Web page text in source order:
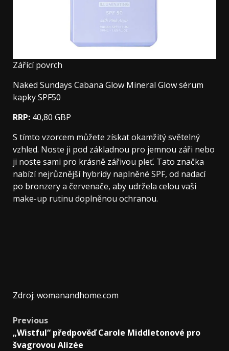
Zářící povrch
Naked Sundays Cabana Glow Mineral Glow sérum
kapky SPF50
RRP: 40,80 GBP
S tímto vzorcem můžete získat okamžitý světelný
vzhled. Noste ji pod základnou pro jemnou záři nebo
ji noste sami pro krásně zářivou pleť. Tato značka
nabízí nejrůznější hybridy naplněné SPF, od nadací
po bronzery a červenače, aby udržela celou vaši
make-up rutinu doplněnou ochranou.
Zdroj: womanandhome.com
Previous
„Wistful“ předpověď Carole Middletonové pro
švagrovou Alizée